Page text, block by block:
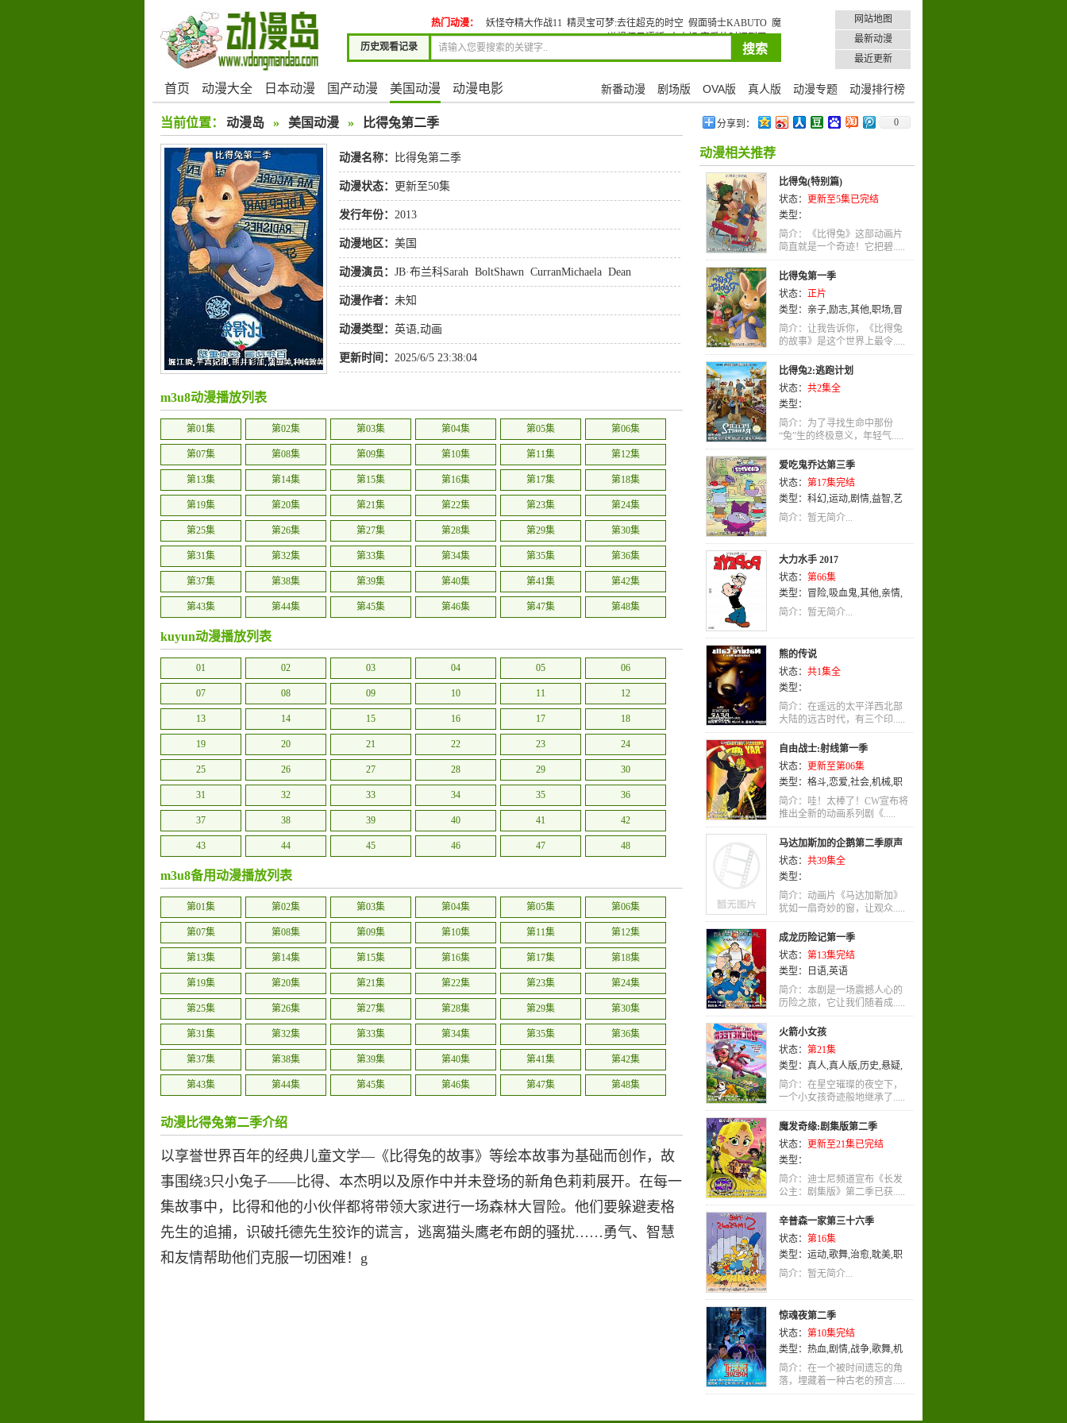
历史观看记录
热门动漫： 妖怪夺精大作战11 精灵宝可梦:去往超克的时空 假面骑士KABUTO 魔
道祖师日语版 大小姐,恋爱的时间到了。6
网站地图
最新动漫
最近更新
首页 动漫大全 日本动漫 国产动漫 美国动漫 动漫电影 新番动漫 剧场版 OVA版 真人版 动漫专题 动漫排行榜
当前位置： 动漫岛 » 美国动漫 » 比得兔第二季
动漫名称： 比得兔第二季
动漫状态： 更新至50集
发行年份： 2013
动漫地区： 美国
动漫演员： JB·布兰科Sarah BoltShawn CurranMichaela Dean
动漫作者： 未知
动漫类型： 英语,动画
更新时间： 2025/6/5 23:38:04
m3u8动漫播放列表
第01集 第02集 第03集 第04集 第05集 第06集
第07集 第08集 第09集 第10集 第11集 第12集
第13集 第14集 第15集 第16集 第17集 第18集
第19集 第20集 第21集 第22集 第23集 第24集
第25集 第26集 第27集 第28集 第29集 第30集
第31集 第32集 第33集 第34集 第35集 第36集
第37集 第38集 第39集 第40集 第41集 第42集
第43集 第44集 第45集 第46集 第47集 第48集
第49集
kuyun动漫播放列表
01 02 03 04 05 06
07 08 09 10 11 12
13 14 15 16 17 18
19 20 21 22 23 24
25 26 27 28 29 30
31 32 33 34 35 36
37 38 39 40 41 42
43 44 45 46 47 48
49 50
m3u8备用动漫播放列表
第01集 第02集 第03集 第04集 第05集 第06集
第07集 第08集 第09集 第10集 第11集 第12集
第13集 第14集 第15集 第16集 第17集 第18集
第19集 第20集 第21集 第22集 第23集 第24集
第25集 第26集 第27集 第28集 第29集 第30集
第31集 第32集 第33集 第34集 第35集 第36集
第37集 第38集 第39集 第40集 第41集 第42集
第43集 第44集 第45集 第46集 第47集 第48集
动漫比得兔第二季介绍
以享誉世界百年的经典儿童文学—《比得兔的故事》等绘本故事为基础而创作，故
事围绕3只小兔子——比得、本杰明以及原作中并未登场的新角色莉莉展开。在每一
集故事中，比得和他的小伙伴都将带领大家进行一场森林大冒险。他们要躲避麦格
先生的追捕，识破托德先生狡诈的谎言，逃离猫头鹰老布朗的骚扰……勇气、智慧
和友情帮助他们克服一切困难！g
分享到： 0
动漫相关推荐
比得兔(特别篇)
状态： 更新至5集已完结
类型：
简介：《比得兔》这部动画片
简直就是一个奇迹！它把碧.....
比得兔第一季
状态： 正片
类型： 亲子,励志,其他,职场,冒
险,战斗, 职业,治愈, 亲情,格斗,益
智,犯罪, 青春,未来,真人,真人版
萝莉,穿越,刑侦,耽美,吸血鬼,悬
疑,热血,运动,战争,
械,LOLI,轻松,惊悚
娱乐,女性向
爱,童话,武侠,科幻,宠物,教育
作,泡面番,机战,神话 ,少女,艺术
神魔,忍者,历史,歌舞,爱情,魔法,
同人,少年,少年爱,校园
情,后宫,英语,奇幻,
幻,动画
简介：让我告诉你，《比得兔
的故事》是这个世界上最令.....
比得兔2:逃跑计划
状态： 共2集全
类型：
简介：为了寻找生命中那份
“兔”生的终极意义，年轻气.....
爱吃鬼乔达第三季
状态： 第17集完结
类型： 科幻,运动,剧情,益智,艺
术,英语,动画
简介：暂无简介...
大力水手 2017
状态： 第66集
类型： 冒险,吸血鬼,其他,亲情,
未来,英语,动画
简介：暂无简介...
熊的传说
状态： 共1集全
类型：
简介：在遥远的太平洋西北部
大陆的远古时代，有三个印.....
自由战士:射线第一季
状态： 更新至第06集
类型： 格斗,恋爱,社会,机械,职
业,魔法,竞技,其他, 百合,特摄
简介：哇！太棒了！CW宣布将
推出全新的动画系列剧《.....
马达加斯加的企鹅第二季原声
状态： 共39集全
类型：
简介：动画片《马达加斯加》
犹如一扇奇妙的窗，让观众.....
成龙历险记第一季
状态： 第13集完结
类型：
日语,英语
简介：本剧是一场震撼人心的
历险之旅，它让我们随着成.....
火箭小女孩
状态： 第21集
类型： 真人,真人版,历史,悬疑,
少年,宠物,科幻,冒险,英语,奇幻
动画, 喜剧
简介：在星空璀璨的夜空下，
一个小女孩奇迹般地继承了.....
魔发奇缘:剧集版第二季
状态： 更新至21集已完结
类型：
简介：迪士尼频道宣布《长发
公主：剧集版》第二季已获.....
辛普森一家第三十六季
状态： 第16集
类型： 运动,歌舞,治愈,耽美,职
业,英语,动画,喜剧
简介：暂无简介...
惊魂夜第二季
状态： 第10集完结
类型： 热血,剧情,战争,歌舞,机
械,冒险,英语,奇幻,恐怖,动画
简介：在一个被时间遗忘的角
落，埋藏着一种古老的预言.....